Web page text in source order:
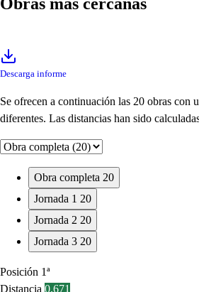
Descarga informe
Se ofrecen a continuación las 20 obras con
diferentes. Las distancias han sido
Obra completa 20
Jornada 1 20
Jornada 2 20
Jornada 3 20
Posición 1ª
Distancia 0.671